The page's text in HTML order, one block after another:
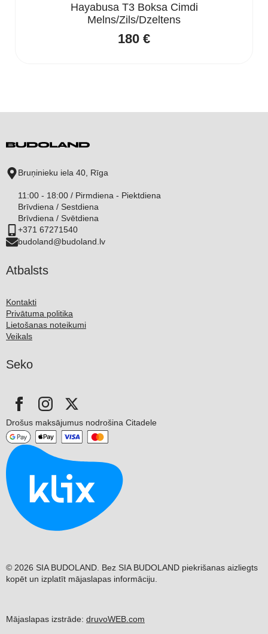
Hayabusa T3 Boksa Cimdi
Melns/Zils/Dzeltens
180 €
Bruņinieku iela 40, Rīga
11:00 - 18:00 / Pirmdiena - Piektdiena
Brīvdiena / Sestdiena
Brīvdiena / Svētdiena
+371 67271540
budoland@budoland.lv
Atbalsts
Kontakti
Privātuma politika
Lietošanas noteikumi
Veikals
Seko
Drošus maksājumus nodrošina Citadele
© 2026 SIA BUDOLAND. Bez SIA BUDOLAND piekrišanas aizliegts
kopēt un izplatīt mājaslapas informāciju.
Mājaslapas izstrāde: druvoWEB.com